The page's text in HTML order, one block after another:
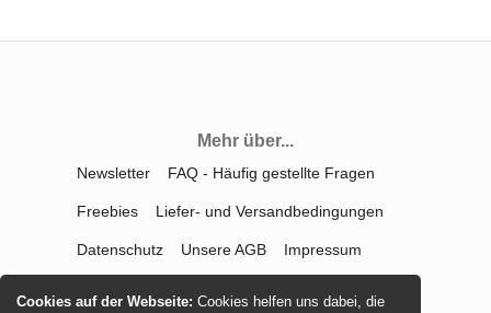
Cookies auf der Webseite:Cookies helfen uns dabei, die
Mehr über...
Newsletter FAQ - Häufig gestellte Fragen
Freebies Liefer- und Versandbedingungen
Datenschutz Unsere AGB Impressum